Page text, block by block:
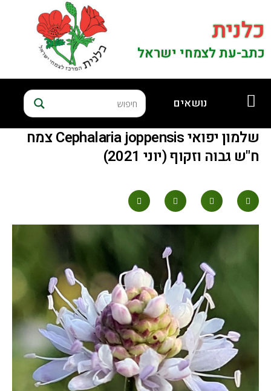
כלנית
כתב-עת לצמחי ישראל
נושאים
שלמון יפואי Cephalaria joppensis צמח
ח"ש גבוה וזקוף (יוני 2021)